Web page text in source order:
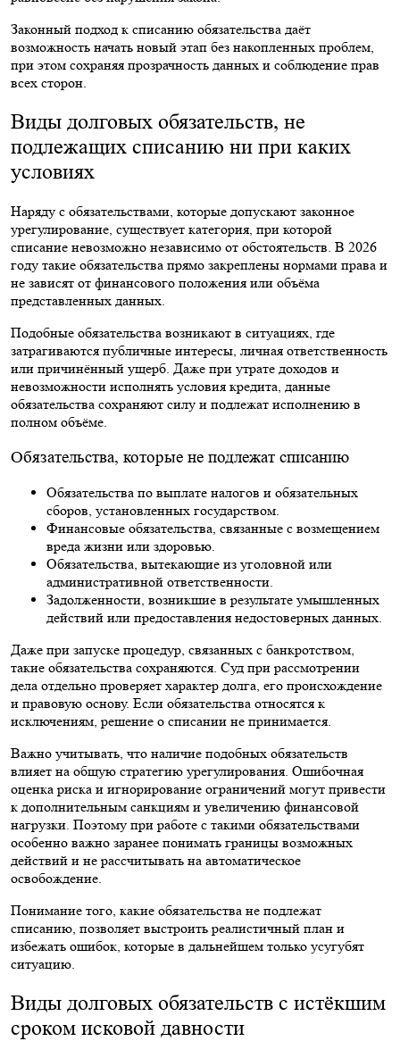
Законный подход к списанию обязательства даёт
возможность начать новый этап без накопленных проблем,
при этом сохраняя прозрачность данных и соблюдение прав
всех сторон.
Виды долговых обязательств, не
подлежащих списанию ни при каких
условиях
Наряду с обязательствами, которые допускают законное
урегулирование, существует категория, при которой
списание невозможно независимо от обстоятельств. В 2026
году такие обязательства прямо закреплены нормами права и
не зависят от финансового положения или объёма
представленных данных.
Подобные обязательства возникают в ситуациях, где
затрагиваются публичные интересы, личная ответственность
или причинённый ущерб. Даже при утрате доходов и
невозможности исполнять условия кредита, данные
обязательства сохраняют силу и подлежат исполнению в
полном объёме.
Обязательства, которые не подлежат списанию
Обязательства по выплате налогов и обязательных
сборов, установленных государством.
Финансовые обязательства, связанные с возмещением
вреда жизни или здоровью.
Обязательства, вытекающие из уголовной или
административной ответственности.
Задолженности, возникшие в результате умышленных
действий или предоставления недостоверных данных.
Даже при запуске процедур, связанных с банкротством,
такие обязательства сохраняются. Суд при рассмотрении
дела отдельно проверяет характер долга, его происхождение
и правовую основу. Если обязательства относятся к
исключениям, решение о списании не принимается.
Важно учитывать, что наличие подобных обязательств
влияет на общую стратегию урегулирования. Ошибочная
оценка риска и игнорирование ограничений могут привести
к дополнительным санкциям и увеличению финансовой
нагрузки. Поэтому при работе с такими обязательствами
особенно важно заранее понимать границы возможных
действий и не рассчитывать на автоматическое
освобождение.
Понимание того, какие обязательства не подлежат
списанию, позволяет выстроить реалистичный план и
избежать ошибок, которые в дальнейшем только усугубят
ситуацию.
Виды долговых обязательств с истёкшим
сроком исковой давности